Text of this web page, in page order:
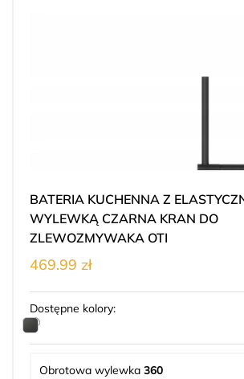
BATERIA KUCHENNA Z
WYLEWKĄ CZARNA KRAN DO
ZLEWOZMYWAKA OTI
469.99 zł
Dostępne kolory:
Obrotowa wylewka 360